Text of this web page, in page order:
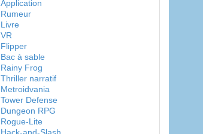
Application
Rumeur
Livre
VR
Flipper
Bac à sable
Rainy Frog
Thriller narratif
Metroidvania
Tower Defense
Dungeon RPG
Rogue-Lite